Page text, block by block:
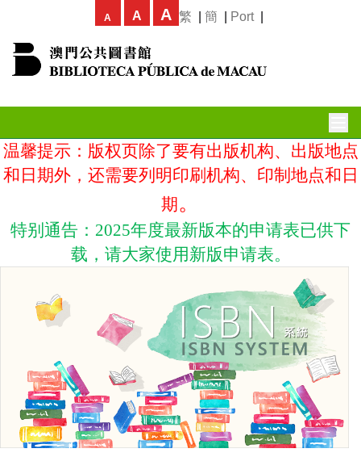
A A A 繁 簡 Port|
温馨提示：版权页除了要有出版机构、出版地点
和日期外，还需要列明印刷机构、印制地点和日
期。
特别通告：2025年度最新版本的申请表已供下
载，请大家使用新版申请表。